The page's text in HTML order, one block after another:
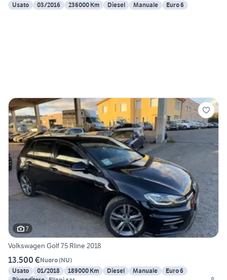
Usato
03/2016 236000 Km Diesel Manuale Euro 6
7
Volkswagen Golf 7.5 Rline 2018
13.500 €Nuoro(NU)
Usato
01/2018 189000 Km Diesel Manuale
Euro 6